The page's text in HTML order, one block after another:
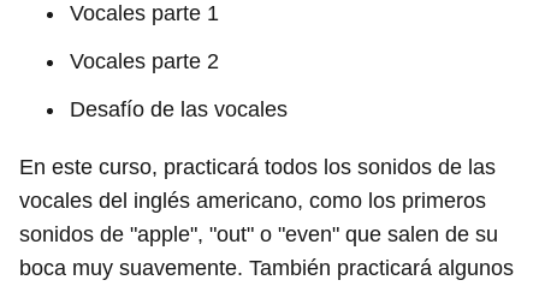
Vocales parte 1
Vocales parte 2
Desafío de las vocales
En este curso, practicará todos los sonidos de las
vocales del inglés americano, como los primeros
sonidos de "apple", "out" o "even" que salen de su
boca muy suavemente. También practicará algunos